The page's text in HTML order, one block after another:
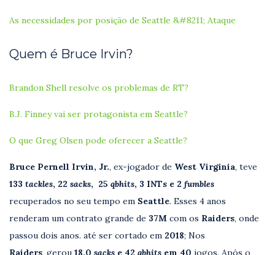
As necessidades por posição de Seattle &#8211; Ataque
Quem é Bruce Irvin?
Brandon Shell resolve os problemas de RT?
B.J. Finney vai ser protagonista em Seattle?
O que Greg Olsen pode oferecer a Seattle?
Bruce Pernell Irvin, Jr., ex-jogador de West Virginia, teve
133 tackles, 22 sacks, 25 qbhits, 3 INTs e 2 fumbles
recuperados no seu tempo em Seattle. Esses 4 anos
renderam um contrato grande de 37M com os Raiders, onde
passou dois anos. até ser cortado em 2018; Nos
Raiders, gerou 18,0 sacks e 42 qbhits em 40 jogos. Após o